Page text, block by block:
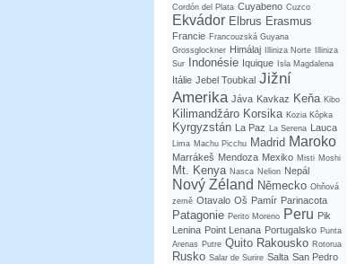
Cordón del Plata Cuyabeno Cuzco
Ekvádor Elbrus Erasmus
Francie Francouzská Guyana
Grossglockner Himálaj Illiniza Norte
Illiniza
Sur
Indonésie Iquique Isla Magdalena
Itálie Jebel Toubkal Jižní
Amerika Jáva Kavkaz Keňa Kibo
Kilimandžáro Korsika Kozia Kôpka
Kyrgyzstán La Paz La Serena Lauca
Lima Machu Picchu Madrid Maroko
Marrákeš Mendoza Mexiko Misti Moshi
Mt. Kenya Nasca Nelion Nepál
Nový Zéland Německo Ohňová
země Otavalo Oš Pamír Parinacota
Patagonie Perito Moreno Peru Pik
Lenina Point Lenana Portugalsko Punta
Arenas Putre Quito Rakousko Rotorua
Rusko Salar de Surire Salta San Pedro